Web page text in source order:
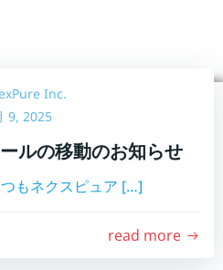
ツ
へ
ス
キ
ッ
Inc.
9, 2025
ルの移動のお知らせ
もネクスピュア […]
read more